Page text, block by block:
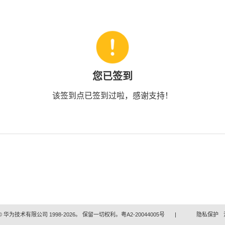
您已签到
该签到点已签到过啦，感谢支持！
华为技术有限公司 1998-2026。 保留一切权利。粤A2-20044005号 | 隐私保护